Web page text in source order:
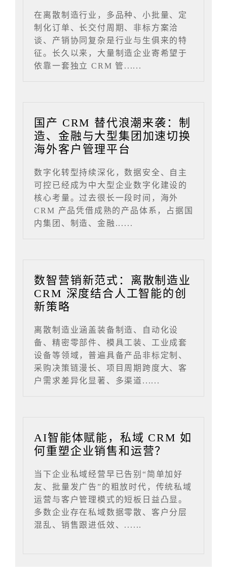
在离散制造行业，多品种、小批量、定
制化订单、长交付周期、非标方案洽
谈、产销协同复杂是行业与生俱来的特
征。长久以来，大量制造企业寄希望于
依靠一套独立 CRM 管......
国产 CRM 替代浪潮来袭：制
造、金融与大型集团加速切换
海外客户管理平台
数字化转型持续深化，数据安全、自主
可控已经成为中大型企业数字化建设的
核心考量。过去很长一段时间，海外
CRM 产品凭借成熟的产品体系，占据国
内集团、制造、金融......
数智营销新范式：离散制造业
CRM 深度结合人工智能的创
新策略
离散制造业涵盖装备制造、自动化设
备、精密零部件、模具工装、工业成套
设备等领域，普遍具备产品非标定制、
采购决策链漫长、项目周期跨度大、客
户需求差异化显著、多渠道......
AI智能体赋能，私域 CRM 如
何重塑企业销售和运营？
当下企业私域经营早已告别“简单加好
友、批量发广告”的粗放时代，传统私域
运营与客户管理模式的短板日益凸显。
多数企业存在私域数据零散、客户分层
混乱、销售跟进低效、......